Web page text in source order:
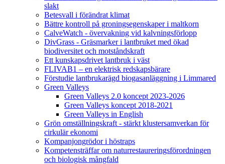
slakt
Betesvall i förändrat klimat
Bättre kontroll på groningsegenskaper i maltkorn
CalveWatch - övervakning vid kalvningsförlopp
DivGrass - Gräsmarker i lantbruket med ökad
biodiversitet och motståndskraft
Ett kunskapsdrivet lantbruk i väst
FLIVAB1 – en elektrisk redskapsbärare
Förstudie lantbrukarägd biogasanläggning i Limmared
Green Valleys
Green Valleys 2.0 koncept 2023-2026
Green Valleys koncept 2018-2021
Green Valleys in English
Grön omställningskraft - stärkt klustersamverkan för
cirkulär ekonomi
Kompanjongrödor i höstraps
Kompetensträffar om naturrestaureringsförordningen
och biologisk mångfald